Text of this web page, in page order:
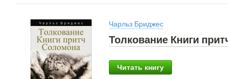
Чарльз Бриджес
Толкование Книги
Читать книгу